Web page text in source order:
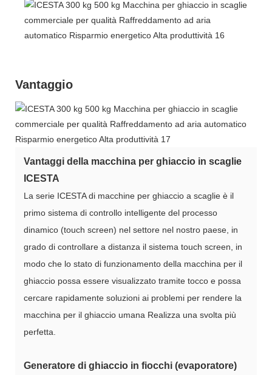
Vantaggio
Vantaggi della macchina per ghiaccio in scaglie
ICESTA
La serie ICESTA di macchine per ghiaccio a scaglie è il
primo sistema di controllo intelligente del processo
dinamico (touch screen) nel settore nel nostro paese, in
grado di controllare a distanza il sistema touch screen, in
modo che lo stato di funzionamento della macchina per il
ghiaccio possa essere visualizzato tramite tocco e possa
cercare rapidamente soluzioni ai problemi per rendere la
macchina per il ghiaccio umana Realizza una svolta più
perfetta.
Generatore di ghiaccio in fiocchi (evaporatore)